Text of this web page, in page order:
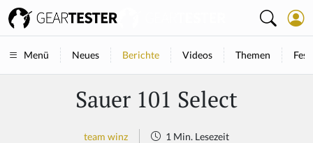
Menü Neues Berichte Videos Themen
Sauer 101 Select
team winz 1 Min. Lesezeit